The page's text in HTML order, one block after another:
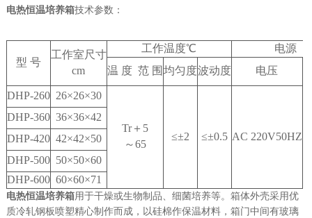
电热恒温培养箱技术参数：
型 号
工作室尺寸
cm
工作温度℃
电源
温 度 范 围 均匀度波动度 电压
DHP-260 26×26×30
Tr＋ 5
～65
≤±2 ≤±0.5 AC 220V50HZ
DHP-360 36×36×42
DHP-420 42×42×50
DHP-500 50×50×60
DHP-600 60×60×71
电热恒温培养箱用于干燥或生物制品、细菌培养等。箱体外壳采用优
质冷轧钢板喷塑精心制作而成，以硅棉作保温材料，箱门中间有玻璃